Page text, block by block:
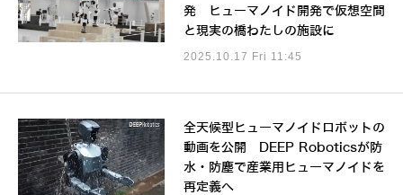
発 ヒューマノイド開発で仮想空間
と現実の橋わたしの施設に
2025.10.17 Fri 11:45
全天候型ヒューマノイドロボットの
動画を公開 DEEP Roboticsが防
水・防塵で産業用ヒューマノイドを
再定義へ